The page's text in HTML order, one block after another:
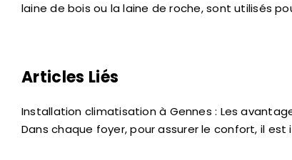
laine de bois ou la laine de roche, sont utilisés
Articles Liés
Installation climatisation à Gennes : Les
Dans chaque foyer, pour assurer le confort, il